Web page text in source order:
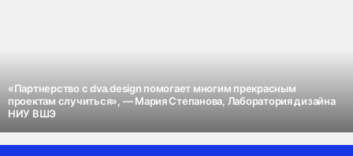
«Партнерство с dva.design помогает многим прекрасным
проектам случиться», — Мария Степанова, Лаборатория дизайна
НИУ ВШЭ